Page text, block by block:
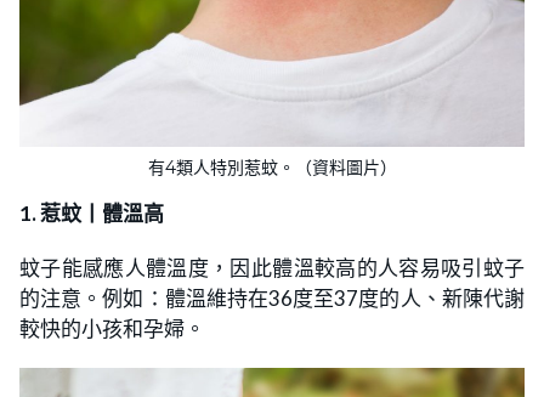
有4類人特別惹蚊。（資料圖片）
1. 惹蚊丨體溫高
蚊子能感應人體溫度，因此體溫較高的人容易吸引蚊子
的注意。例如：體溫維持在36度至37度的人、新陳代謝
較快的小孩和孕婦。